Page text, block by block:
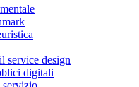
service design
digitali